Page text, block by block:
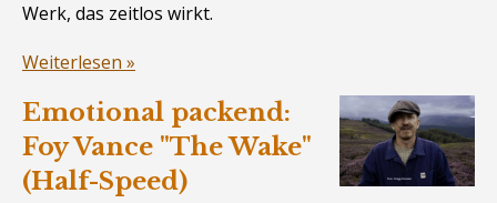
Werk, das zeitlos wirkt.
Weiterlesen »
Emotional packend:
Foy Vance "The Wake"
(Half-Speed)